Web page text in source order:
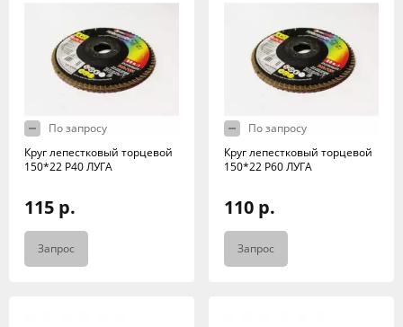
По запросу
Круг лепестковый торцевой
150*22 Р40 ЛУГА
115 р.
Запрос
По запросу
Круг лепестковый торцевой
150*22 Р60 ЛУГА
110 р.
Запрос